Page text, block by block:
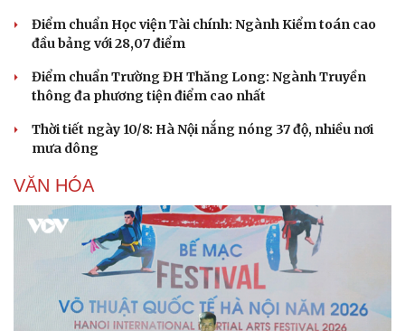
Điểm chuẩn Học viện Tài chính: Ngành Kiểm toán cao
đầu bảng với 28,07 điểm
Điểm chuẩn Trường ĐH Thăng Long: Ngành Truyền
thông đa phương tiện điểm cao nhất
Thời tiết ngày 10/8: Hà Nội nắng nóng 37 độ, nhiều nơi
mưa dông
VĂN HÓA